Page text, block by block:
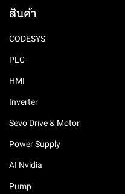
สินค้า
CODESYS
PLC
HMI
Inverter
Sevo Drive & Motor
Power Supply
AI Nvidia
Pump